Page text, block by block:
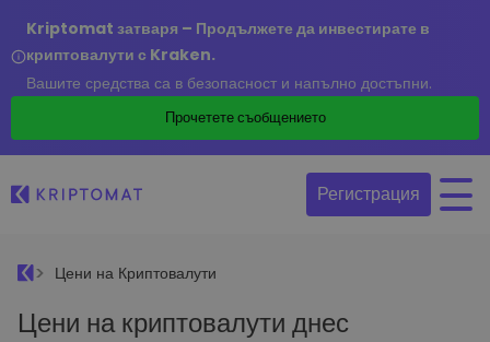
Kriptomat затваря – Продължете да инвестирате в
криптовалути с Kraken.
Вашите средства са в безопасност и напълно достъпни.
Прочетете съобщението
Регистрация
Цени на Криптовалути
Цени на криптовалути днес